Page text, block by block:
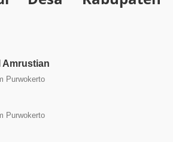
Amrustian
Purwokerto
Purwokerto